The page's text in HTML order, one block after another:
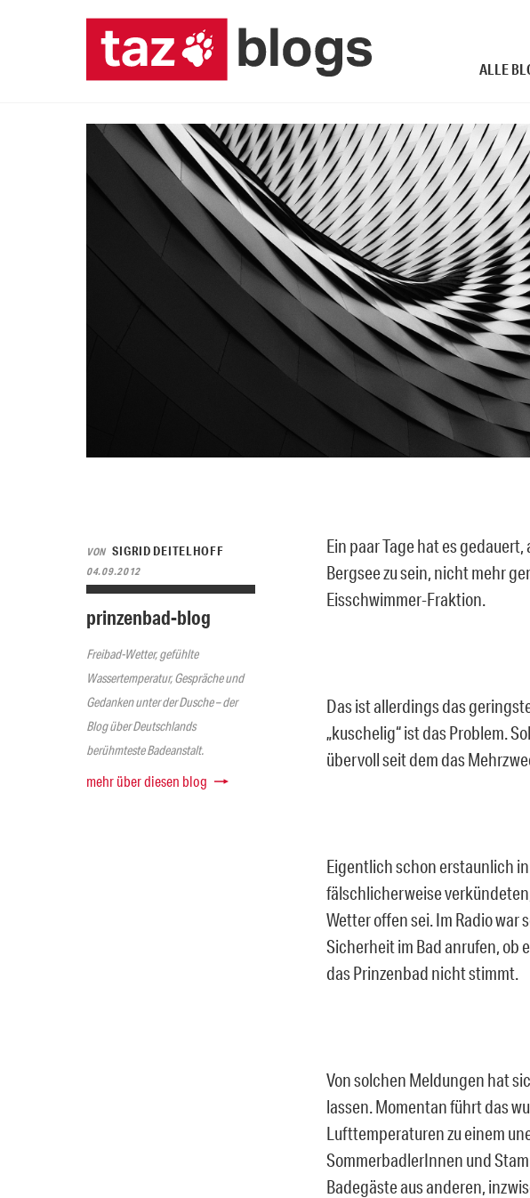
ALLE
VON SIGRID DEITELHOFF
04.09.2012
prinzenbad-blog
Freibad-Wetter, gefühlte
Wassertemperatur, Gespräche und
Gedanken unter der Dusche – der
Blog über Deutschlands
berühmteste Badeanstalt.
mehr über diesen blog
Ein paar Tage hat es
Bergsee zu sein, nicht mehr
Eisschwimmer-Fraktion.
Das ist allerdings das
„kuschelig“ ist das Problem.
übervoll seit dem das
Eigentlich schon erstaunlich
fälschlicherweise
Wetter offen sei. Im Radio war
Sicherheit im Bad anrufen, ob
das Prinzenbad nicht stimmt.
Von solchen Meldungen hat
lassen. Momentan führt das
Lufttemperaturen zu einem
SommerbadlerInnen und
Badegäste aus anderen,